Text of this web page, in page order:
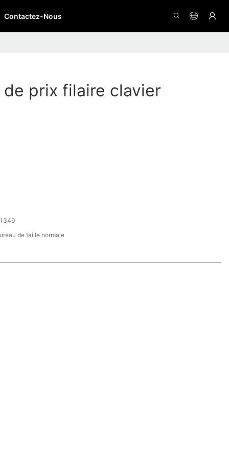
Contactez-Nous
de prix filaire clavier
de taille normale